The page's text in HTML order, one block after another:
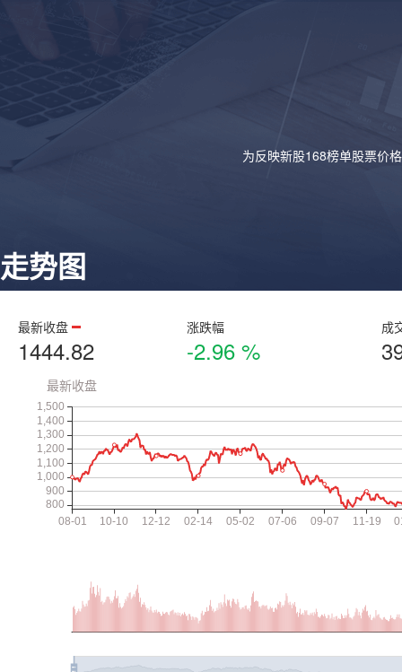
为反映新股168榜单股票价
走势图
最新收盘
1444.82
涨跌幅
-2.96 %
成